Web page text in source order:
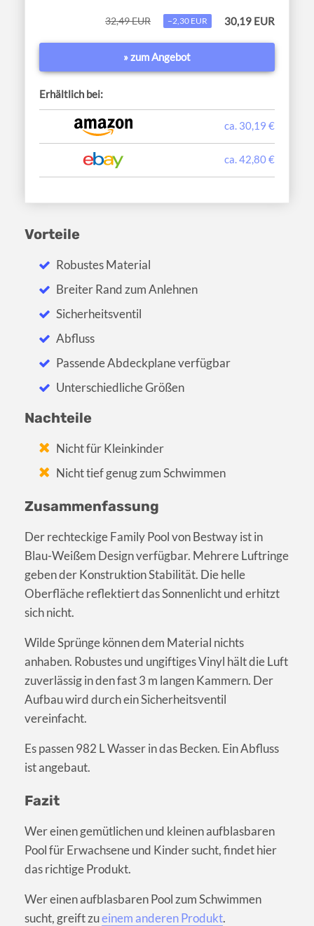
32,49 EUR −2,30 EUR 30,19 EUR
» zum Angebot
Erhältlich bei:
ca. 30,19 €
ca. 42,80 €
Vorteile
Robustes Material
Breiter Rand zum Anlehnen
Sicherheitsventil
Abfluss
Passende Abdeckplane verfügbar
Unterschiedliche Größen
Nachteile
Nicht für Kleinkinder
Nicht tief genug zum Schwimmen
Zusammenfassung
Der rechteckige Family Pool von Bestway ist in
Blau-Weißem Design verfügbar. Mehrere Luftringe
geben der Konstruktion Stabilität. Die helle
Oberfläche reflektiert das Sonnenlicht und erhitzt
sich nicht.
Wilde Sprünge können dem Material nichts
anhaben. Robustes und ungiftiges Vinyl hält die Luft
zuverlässig in den fast 3 m langen Kammern. Der
Aufbau wird durch ein Sicherheitsventil
vereinfacht.
Es passen 982 L Wasser in das Becken. Ein Abfluss
ist angebaut.
Fazit
Wer einen gemütlichen und kleinen aufblasbaren
Pool für Erwachsene und Kinder sucht, findet hier
das richtige Produkt.
Wer einen aufblasbaren Pool zum Schwimmen
sucht, greift zueinem anderen Produkt.